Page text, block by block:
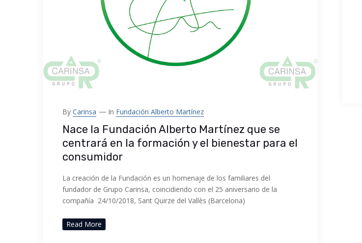
By Carinsa In Fundación Alberto Martínez
Nace la Fundación Alberto Martínez que se
centrará en la formación y el bienestar para el
consumidor
La creación de la Fundación es un homenaje de los familiares del
fundador de Grupo Carinsa, coincidiendo con el 25 aniversario de la
compañía 24/10/2018, Sant Quirze del Vallès (Barcelona)
Read More